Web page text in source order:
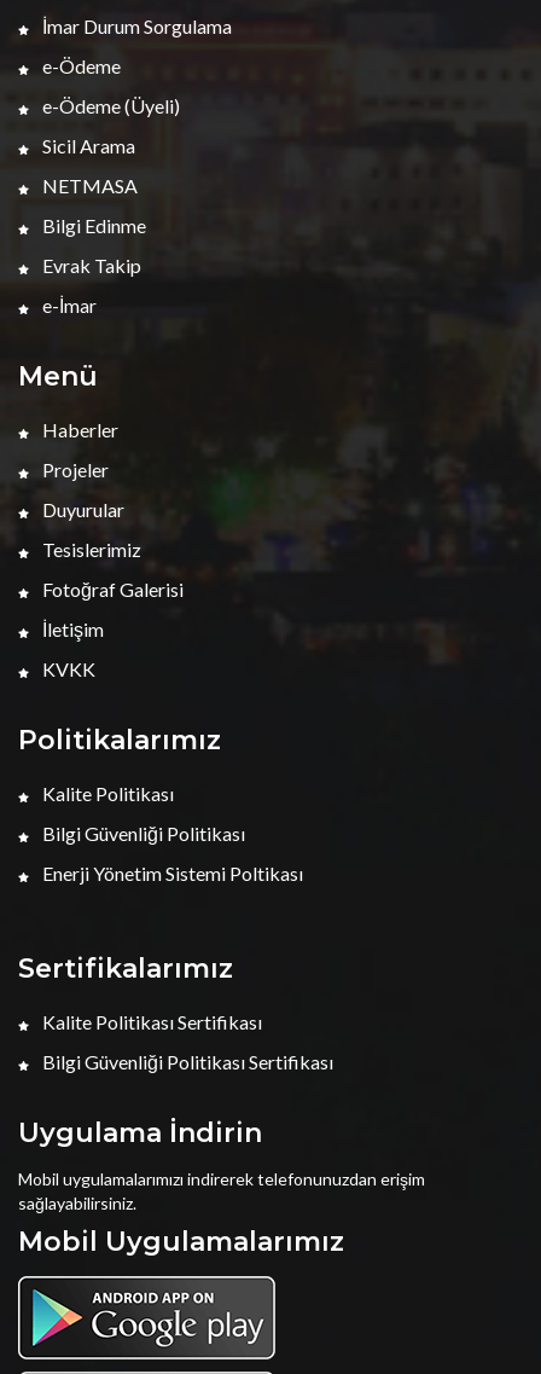
İmar Durum Sorgulama
e-Ödeme
e-Ödeme (Üyeli)
Sicil Arama
NETMASA
Bilgi Edinme
Evrak Takip
e-İmar
Menü
Haberler
Projeler
Duyurular
Tesislerimiz
Fotoğraf Galerisi
İletişim
KVKK
Politikalarımız
Kalite Politikası
Bilgi Güvenliği Politikası
Enerji Yönetim Sistemi Poltikası
Sertifikalarımız
Kalite Politikası Sertifikası
Bilgi Güvenliği Politikası Sertifikası
Uygulama İndirin
Mobil uygulamalarımızı indirerek telefonunuzdan erişim
sağlayabilirsiniz.
Mobil Uygulamalarımız